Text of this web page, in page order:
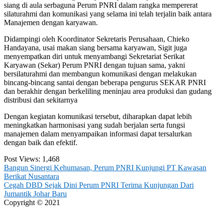
siang di aula serbaguna Perum PNRI dalam rangka mempererat
silaturahmi dan komunikasi yang selama ini telah terjalin baik antara
Manajemen dengan karyawan.
Didampingi oleh Koordinator Sekretaris Perusahaan, Chieko
Handayana, usai makan siang bersama karyawan, Sigit juga
menyempatkan diri untuk menyambangi Sekretariat Serikat
Karyawan (Sekar) Perum PNRI dengan tujuan sama, yakni
bersilaturahmi dan membangun komunikasi dengan melakukan
bincang-bincang santai dengan beberapa pengurus SEKAR PNRI
dan berakhir dengan berkeliling meninjau area produksi dan gudang
distribusi dan sekitarnya
Dengan kegiatan komunikasi tersebut, diharapkan dapat lebih
meningkatkan harmonisasi yang sudah berjalan serta fungsi
manajemen dalam menyampaikan informasi dapat tersalurkan
dengan baik dan efektif.
Post Views: 1,468
Post
navigation
Bangun Sinergi Kehumasan, Perum PNRI Kunjungi PT Kawasan
Berikat Nusantara
Cegah DBD Sejak Dini Perum PNRI Terima Kunjungan Dari
Jumantik Johar Baru
Copyright © 2021